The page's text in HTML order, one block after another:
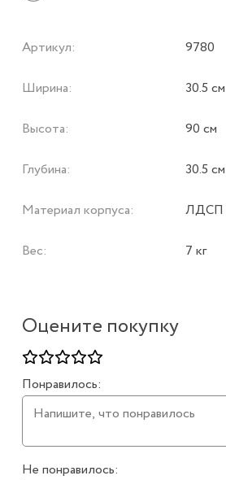
Оцените покупку
Понравилось:
Не понравилось:
Артикул: 9780
Ширина: 30.5 см
Высота: 90 см
Глубина: 30.5 см
Материал корпуса: ЛДСП
Вес: 7 кг